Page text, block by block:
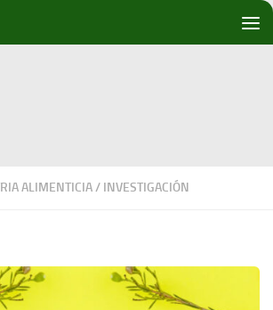
ALIMENTICIA/ INVESTIGACIÓN